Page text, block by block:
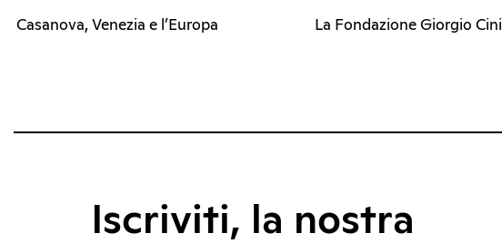
Casanova, Venezia e l’Europa La Fondazione Giorgio Cini
Iscriviti, la nostra